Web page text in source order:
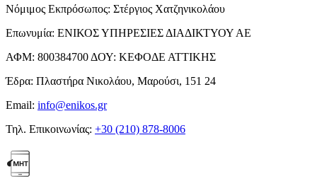
Νόμιμος Εκπρόσωπος: Στέργιος Χατζηνικολάου
Επωνυμία: ΕΝΙΚΟΣ ΥΠΗΡΕΣΙΕΣ ΔΙΑΔΙΚΤΥΟΥ ΑΕ
ΑΦΜ: 800384700 ΔΟΥ: ΚΕΦΟΔΕ ΑΤΤΙΚΗΣ
Έδρα: Πλαστήρα Νικολάου, Μαρούσι, 151 24
Email: info@enikos.gr
Τηλ. Επικοινωνίας: +30 (210) 878-8006